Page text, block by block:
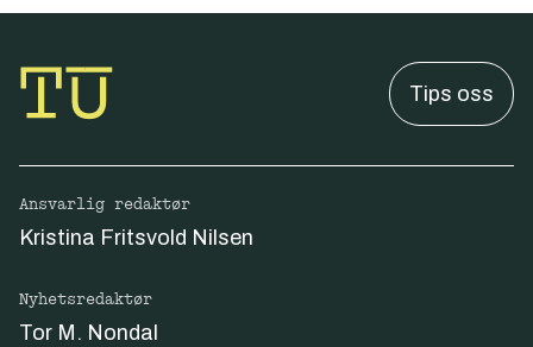
Tips oss
Ansvarlig redaktør
Kristina Fritsvold Nilsen
Nyhetsredaktør
Tor M. Nondal